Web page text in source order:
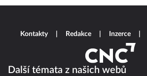
Další témata z našich webů
Kontakty Redakce Inzerce